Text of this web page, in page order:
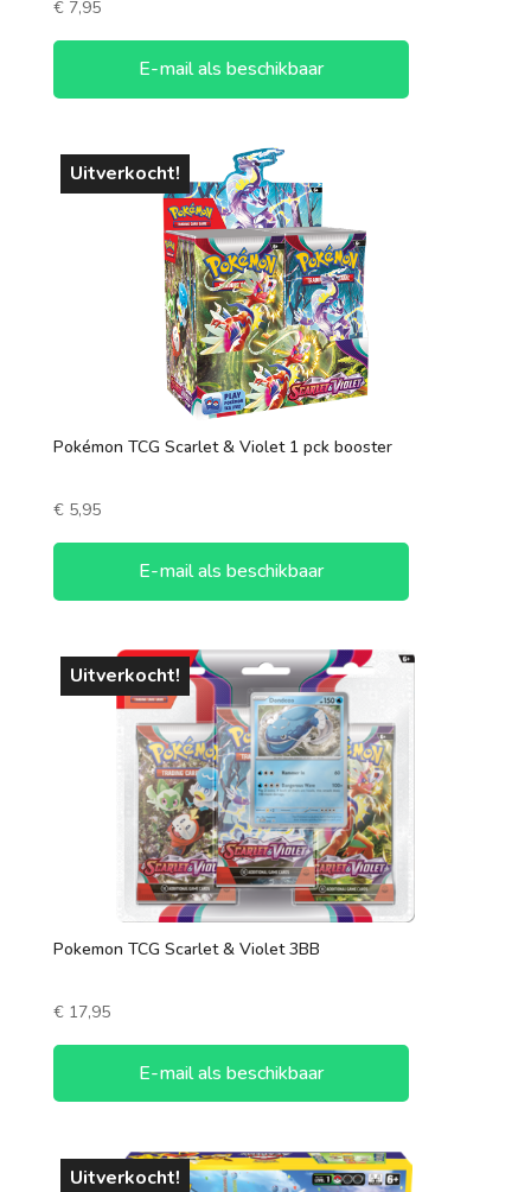
€7,95
E-mail als beschikbaar
Uitverkocht!
Pokémon TCG Scarlet & Violet 1 pck booster
€5,95
E-mail als beschikbaar
Uitverkocht!
Pokemon TCG Scarlet & Violet 3BB
€17,95
E-mail als beschikbaar
Uitverkocht!